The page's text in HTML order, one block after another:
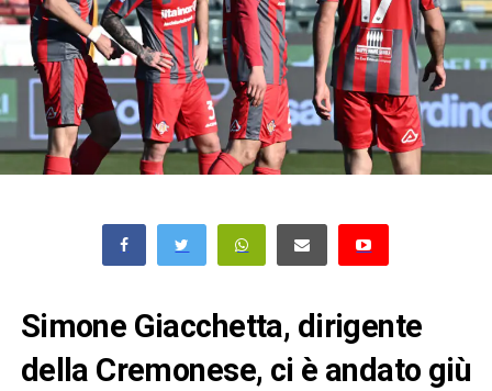
Simone Giacchetta, dirigente
della Cremonese, ci è andato giù